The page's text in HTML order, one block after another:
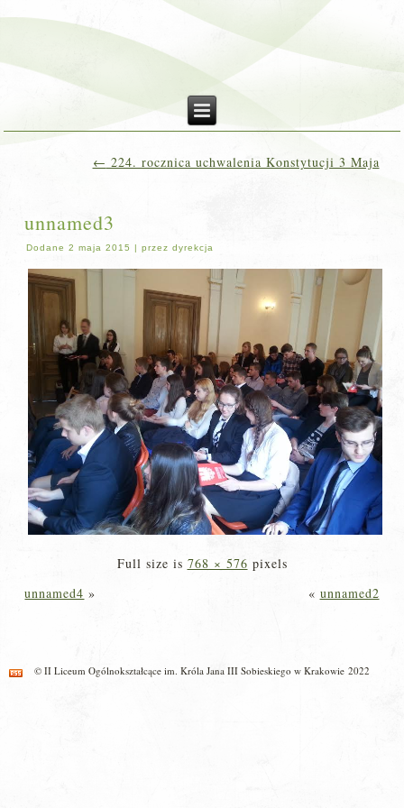
← 224. rocznica uchwalenia Konstytucji 3 Maja
unnamed3
Dodane 2 maja 2015 |przez dyrekcja
Full size is 768 × 576 pixels
unnamed4 » « unnamed2
© II Liceum Ogólnokształcące im. Króla Jana III Sobieskiego w Krakowie 2022